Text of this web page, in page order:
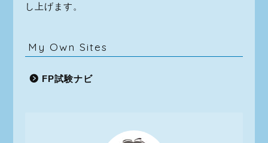
し上げます。
My Own Sites
FP試験ナビ